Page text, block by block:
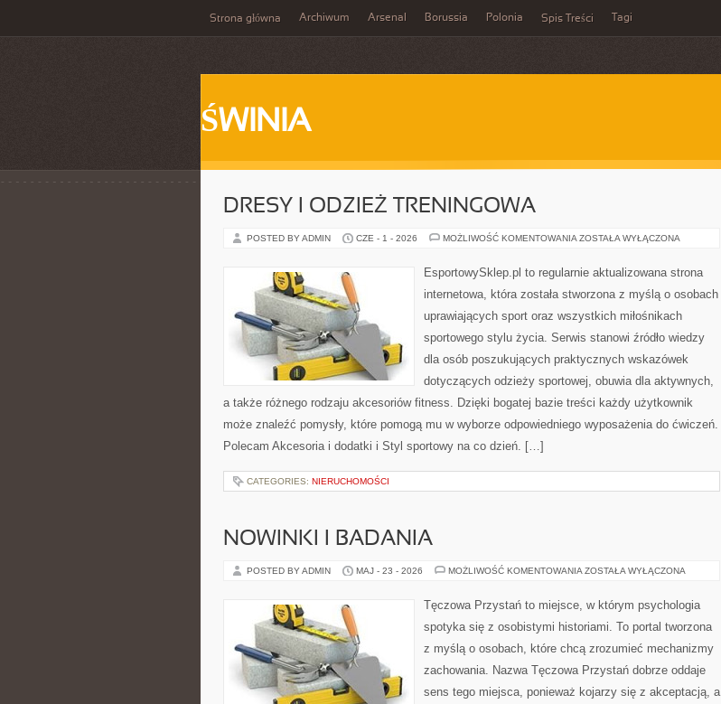
Strona główna Archiwum Arsenal Borussia Polonia Spis Treści Tagi
ŚWINIA
DRESY I ODZIEŻ TRENINGOWA
POSTED BY ADMIN CZE - 1 - 2026 MOŻLIWOŚĆ KOMENTOWANIA DRESY
TRENINGOWA
ZOSTAŁA WYŁĄCZONA
EsportowySklep.pl to regularnie aktualizowana strona
internetowa, która została stworzona z myślą o osobach
uprawiających sport oraz wszystkich miłośnikach
sportowego stylu życia. Serwis stanowi źródło wiedzy
dla osób poszukujących praktycznych wskazówek
dotyczących odzieży sportowej, obuwia dla aktywnych,
a także różnego rodzaju akcesoriów fitness. Dzięki bogatej bazie treści każdy użytkownik
może znaleźć pomysły, które pomogą mu w wyborze odpowiedniego wyposażenia do ćwiczeń.
Polecam Akcesoria i dodatki i Styl sportowy na co dzień. […]
CATEGORIES: NIERUCHOMOŚCI
NOWINKI I BADANIA
POSTED BY ADMIN MAJ - 23 - 2026 MOŻLIWOŚĆ KOMENTOWANIA NOWINKI
ZOSTAŁA WYŁĄCZONA
Tęczowa Przystań to miejsce, w którym psychologia
spotyka się z osobistymi historiami. To portal tworzona
z myślą o osobach, które chcą zrozumieć mechanizmy
zachowania. Nazwa Tęczowa Przystań dobrze oddaje
sens tego miejsca, ponieważ kojarzy się z akceptacją, a